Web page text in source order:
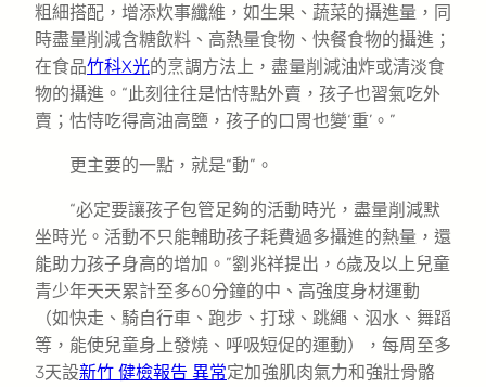
粗細搭配，增添炊事纖維，如生果、蔬菜的攝進量，同
時盡量削減含糖飲料、高熱量食物、快餐食物的攝進；
在食品竹科X光的烹調方法上，盡量削減油炸或清淡食
物的攝進。“此刻往往是怙恃點外賣，孩子也習氣吃外
賣；怙恃吃得高油高鹽，孩子的口胃也變‘重’。”
更主要的一點，就是“動”。
“必定要讓孩子包管足夠的活動時光，盡量削減默
坐時光。活動不只能輔助孩子耗費過多攝進的熱量，還
能助力孩子身高的增加。”劉兆祥提出，6歲及以上兒童
青少年天天累計至多60分鐘的中、高強度身材運動
（如快走、騎自行車、跑步、打球、跳繩、泅水、舞蹈
等，能使兒童身上發燒、呼吸短促的運動），每周至多
3天設新竹 健檢報告 異常定加強肌肉氣力和強壯骨骼